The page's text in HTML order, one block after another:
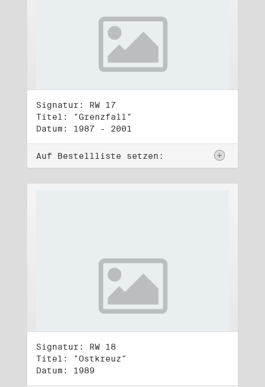
Signatur: RW 17
Titel: "Grenzfall"
Datum: 1987 - 2001
Auf Bestellliste setzen:
Signatur: RW 18
Titel: "Ostkreuz"
Datum: 1989